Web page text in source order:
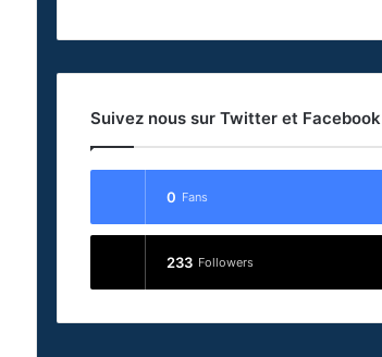
Suivez nous sur Twitter et Facebook
0 Fans
233 Followers